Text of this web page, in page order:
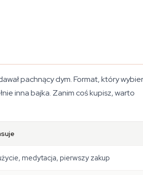
pachnący dym. Format, który
inna bajka. Zanim coś kupisz, warto
medytacja, pierwszy zakup